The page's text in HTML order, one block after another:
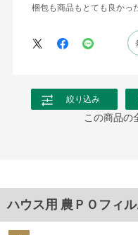
梱包も商品もとても良かっ
絞り込み
この商品の
ハウス用 農ＰＯフィ